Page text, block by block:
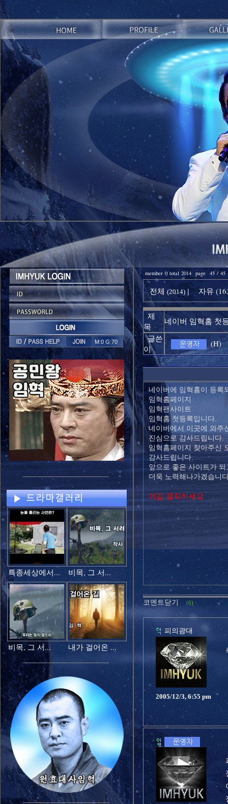
M:0 G:70
특종세상에서... 비목, 그 서...
비목, 그 서... 내가 걸어온 ...
member 0 total 2014 page 45 / 45
전체 (2014) | 자유
제
목
네이버 임혁홈 첫
글쓴
이
(H)
네이버에 임혁홈이 등록
임혁홈페이지
임혁팬사이트
임혁홈 첫등록입니다.
네이버에서 이곳에 와주
진심으로 감사드립니다.
임혁홈페이지 찾아주신
감사드립니다.
앞으로 좋은 사이트가 되
더욱 노력해나가겠습니
여길 클릭하세요
코멘트닫기 (6)
피의광대
2005/12/3, 6:55 pm